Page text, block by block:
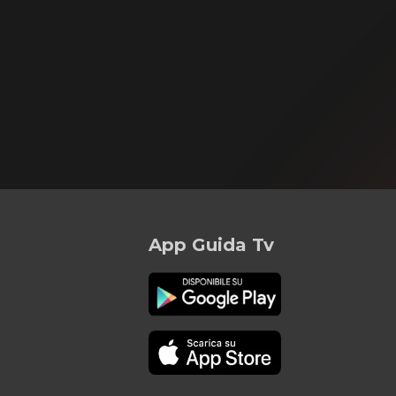
App Guida Tv